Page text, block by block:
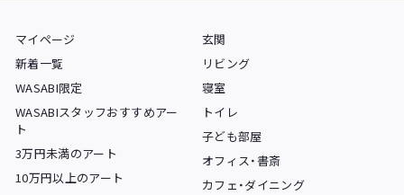
マイページ
新着一覧
WASABI限定
WASABIスタッフおすすめアー
ト
3万円未満のアート
10万円以上のアート
玄関
リビング
寝室
トイレ
子ども部屋
オフィス・書斎
カフェ・ダイニング